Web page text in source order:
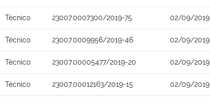
Técnico 23007.0007300/2019-75 02/09/2019
Técnico 23007.0009956/2019-46 02/09/2019
Técnico 23007.00005477/2019-20 02/09/2019
Técnico 23007.00012163/2019-15 02/09/2019